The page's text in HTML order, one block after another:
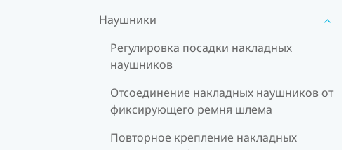
Наушники
Регулировка посадки накладных
наушников
Отсоединение накладных наушников от
фиксирующего ремня шлема
Повторное крепление накладных